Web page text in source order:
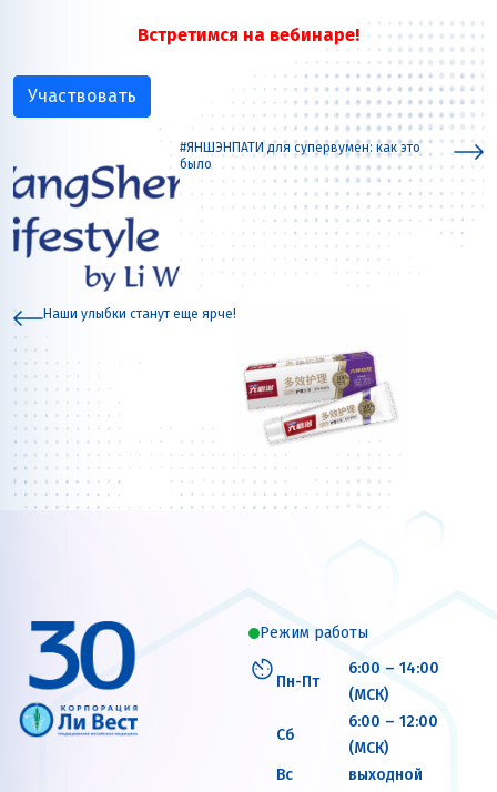
Встретимся на вебинаре!
Участвовать
Наши улыбки станут еще ярче!
#ЯНШЭНПАТИ для супервумен: как это
было
Режим работы
Пн-Пт
6:00 – 14:00
(МСК)
Сб
6:00 – 12:00
(МСК)
Вс
выходной